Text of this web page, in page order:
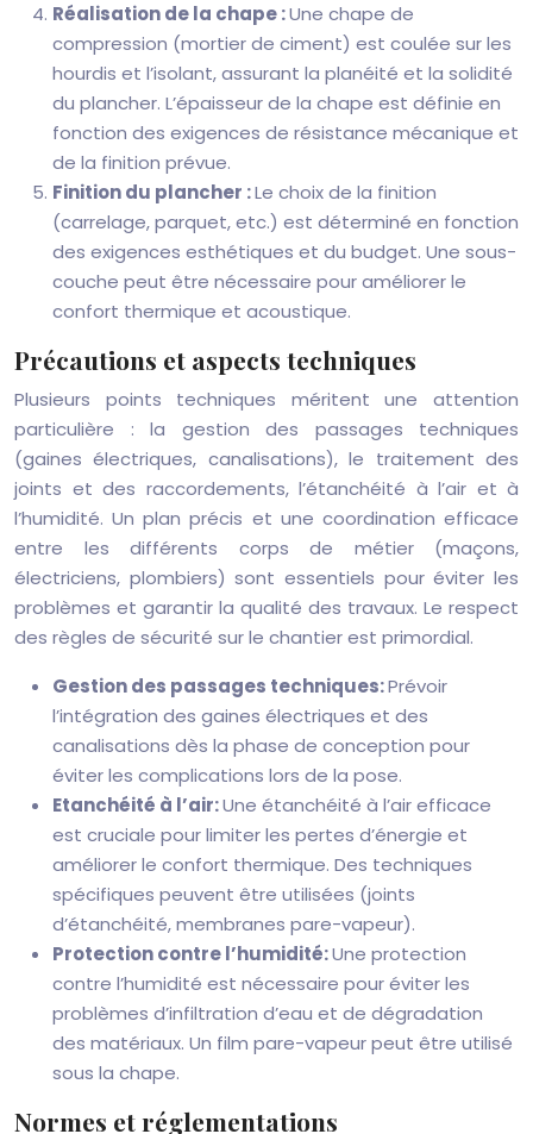
Réalisation de la chape :Une chape de
compression (mortier de ciment) est coulée sur les
hourdis et l’isolant, assurant la planéité et la solidité
du plancher. L’épaisseur de la chape est définie en
fonction des exigences de résistance mécanique et
de la finition prévue.
Finition du plancher :Le choix de la finition
(carrelage, parquet, etc.) est déterminé en fonction
des exigences esthétiques et du budget. Une sous-
couche peut être nécessaire pour améliorer le
confort thermique et acoustique.
Précautions et aspects techniques
Plusieurs points techniques méritent une attention
particulière : la gestion des passages techniques
(gaines électriques, canalisations), le traitement des
joints et des raccordements, l’étanchéité à l’air et à
l’humidité. Un plan précis et une coordination efficace
entre les différents corps de métier (maçons,
électriciens, plombiers) sont essentiels pour éviter les
problèmes et garantir la qualité des travaux. Le respect
des règles de sécurité sur le chantier est primordial.
Gestion des passages techniques:Prévoir
l’intégration des gaines électriques et des
canalisations dès la phase de conception pour
éviter les complications lors de la pose.
Etanchéité à l’air:Une étanchéité à l’air efficace
est cruciale pour limiter les pertes d’énergie et
améliorer le confort thermique. Des techniques
spécifiques peuvent être utilisées (joints
d’étanchéité, membranes pare-vapeur).
Protection contre l’humidité:Une protection
contre l’humidité est nécessaire pour éviter les
problèmes d’infiltration d’eau et de dégradation
des matériaux. Un film pare-vapeur peut être utilisé
sous la chape.
Normes et réglementations